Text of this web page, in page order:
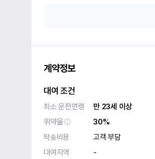
계약정보
대여 조건
최소 운전연령
만 23세 이상
위약율
30%
탁송비용
고객 부담
대여지역
-